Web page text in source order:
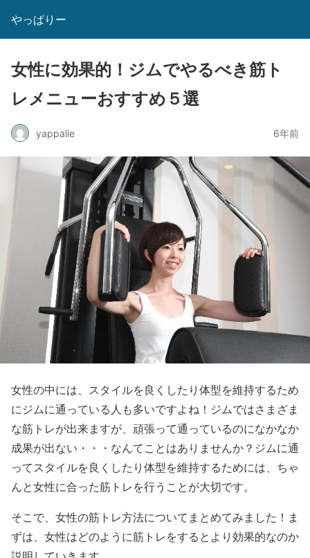
やっぱりー
女性に効果的！ジムでやるべき筋ト
レメニューおすすめ５選
yappalie 6年前
女性の中には、スタイルを良くしたり体型を維持するため
にジムに通っている人も多いですよね！ジムではさまざま
な筋トレが出来ますが、頑張って通っているのになかなか
成果が出ない・・・なんてことはありませんか？ジムに通
ってスタイルを良くしたり体型を維持するためには、ちゃ
んと女性に合った筋トレを行うことが大切です。
そこで、女性の筋トレ方法についてまとめてみました！ま
ずは、女性はどのように筋トレをするとより効果的なのか